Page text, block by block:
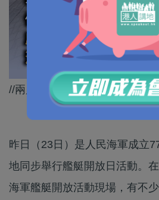
//兩岸一家親、家和萬事興！//
昨日（23日）是‌人民海軍成立
地同步舉行艦艇開放日活動。
海軍艦艇開放活動現場，有不